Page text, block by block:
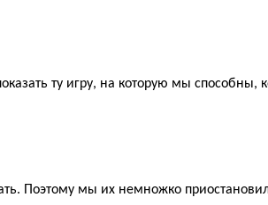
ту игру, на которую мы способны,
Поэтому мы их немножко